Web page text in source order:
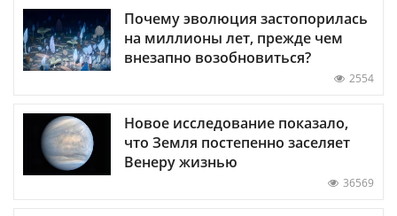
Почему эволюция застопорилась
на миллионы лет, прежде чем
внезапно возобновиться?
2554
Новое исследование показало,
что Земля постепенно заселяет
Венеру жизнью
36569